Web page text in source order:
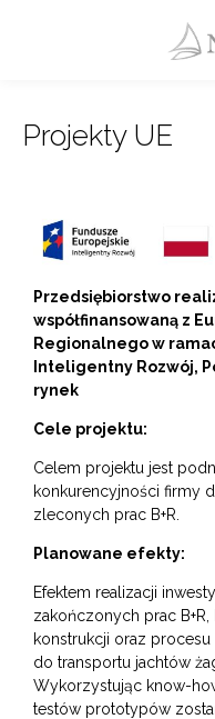
Projekty UE
Przedsiębiorstwo
współfinansowaną z
Regionalnego w
Inteligentny Rozwój,
rynek
Cele projektu:
Celem projektu jest
konkurencyjności firmy
zleconych prac B+R.
Planowane efekty:
Efektem realizacji
zakończonych prac
konstrukcji oraz
do transportu jachtów
Wykorzystując know-
testów prototypów